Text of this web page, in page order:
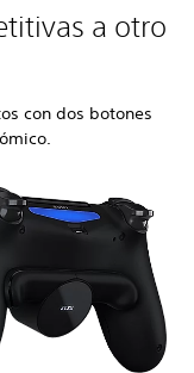
a otro
con dos botones